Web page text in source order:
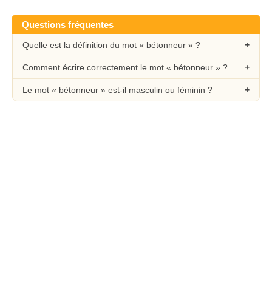
Questions fréquentes
Quelle est la définition du mot « bétonneur » ?
Comment écrire correctement le mot « bétonneur » ?
Le mot « bétonneur » est-il masculin ou féminin ?